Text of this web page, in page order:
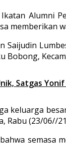
Alumni
memberikan
Saijudin
Bobong,
Satgas
keluarga
Rabu (23/06//
semasa